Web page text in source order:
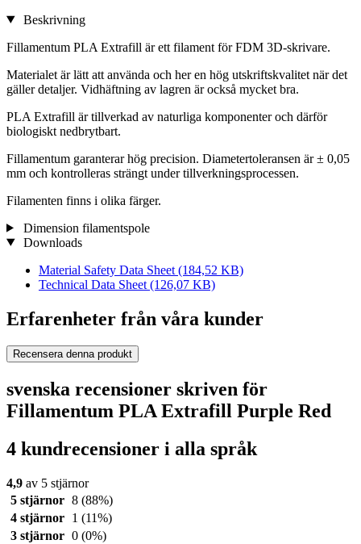
Beskrivning
Fillamentum PLA Extrafill är ett filament för FDM 3D-skrivare.
Materialet är lätt att använda och her en hög utskriftskvalitet när det
gäller detaljer. Vidhäftning av lagren är också mycket bra.
PLA Extrafill är tillverkad av naturliga komponenter och därför
biologiskt nedbrytbart.
Fillamentum garanterar hög precision. Diametertoleransen är ± 0,05
mm och kontrolleras strängt under tillverkningsprocessen.
Filamenten finns i olika färger.
Dimension filamentspole
Downloads
Material Safety Data Sheet (184,52 KB)
Technical Data Sheet (126,07 KB)
Erfarenheter från våra kunder
Recensera denna produkt
svenska recensioner skriven för
Fillamentum PLA Extrafill Purple Red
4 kundrecensioner i alla språk
4,9 av 5 stjärnor
5 stjärnor 8 (88%)
4 stjärnor
1 (11%)
3 stjärnor 0 (0%)